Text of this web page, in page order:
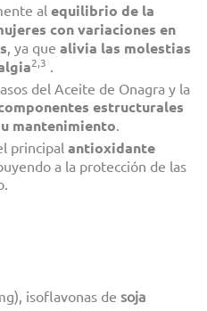
al equilibrio de la
con variaciones en
, ya que alivia las molestias
2,3 .
del Aceite de Onagra y la
estructurales
mantenimiento.
principal antioxidante
a la protección de las
isoflavonas de soja